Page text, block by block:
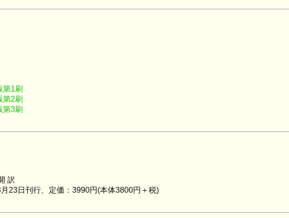
第1刷
第2刷
第3刷
訳
23日刊行、定価：3990円(本体3800円＋税)